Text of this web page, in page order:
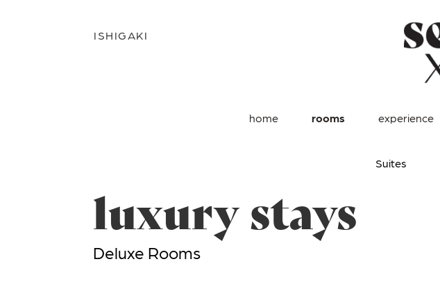
ISHIGAKI
home rooms experience
Suites
luxury stays
Deluxe Rooms